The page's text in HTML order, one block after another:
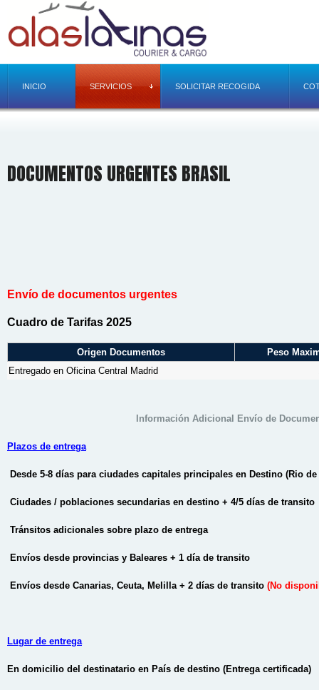
INICIO SERVICIOS SOLICITAR RECOGIDA
DOCUMENTOS URGENTES BRASIL
Envío de documentos urgentes
Cuadro de Tarifas 2025
Origen Documentos
Peso
Entregado en Oficina Central Madrid
Información Adicional Envío de
Plazos de entrega
Desde 5-8 días para ciudades capitales principales en Destino (Rio
Ciudades / poblaciones secundarias en destino + 4/5 días de transito
Tránsitos adicionales sobre plazo de entrega
Envíos desde provincias y Baleares + 1 día de transito
Envíos desde Canarias, Ceuta, Melilla + 2 días de transito (No
Lugar de entrega
En domicilio del destinatario en País de destino (Entrega certificada)